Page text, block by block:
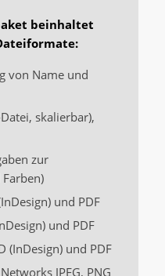
beinhaltet
von Name und
skalierbar),
zur
und PDF
und PDF
(InDesign) und PDF
JPEG, PNG